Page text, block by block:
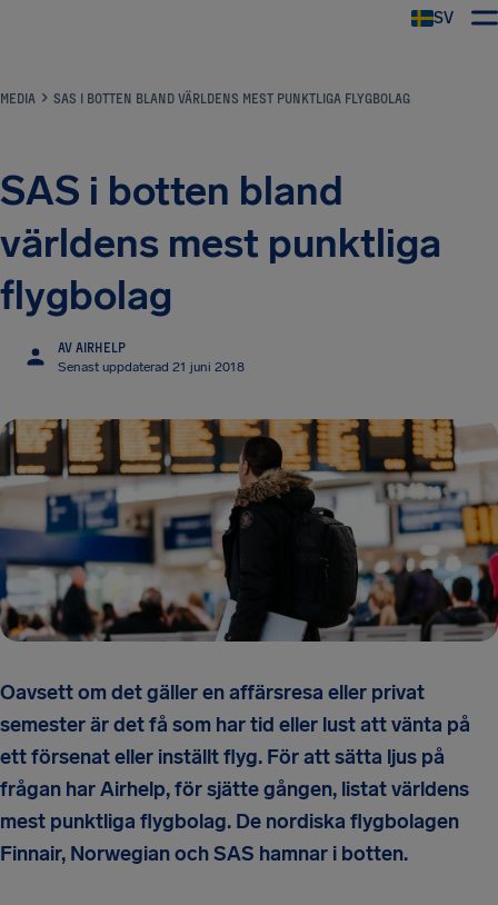
SV
MEDIA SAS I BOTTEN BLAND VÄRLDENS MEST PUNKTLIGA FLYGBOLAG
SAS i botten bland
världens mest punktliga
flygbolag
AV AIRHELP
Senast uppdaterad 21 juni 2018
Oavsett om det gäller en affärsresa eller privat
semester är det få som har tid eller lust att vänta på
ett försenat eller inställt flyg. För att sätta ljus på
frågan har Airhelp, för sjätte gången, listat världens
mest punktliga flygbolag. De nordiska flygbolagen
Finnair, Norwegian och SAS hamnar i botten.